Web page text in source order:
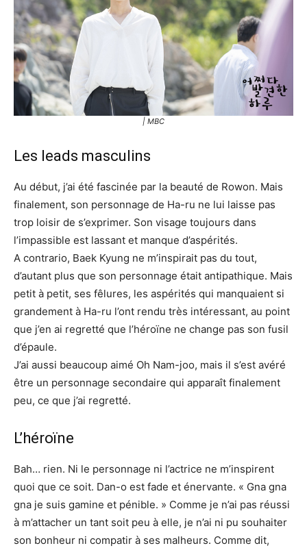
| MBC
Les leads masculins
Au début, j’ai été fascinée par la beauté de Rowon. Mais
finalement, son personnage de Ha-ru ne lui laisse pas
trop loisir de s’exprimer. Son visage toujours dans
l’impassible est lassant et manque d’aspérités.
A contrario, Baek Kyung ne m’inspirait pas du tout,
d’autant plus que son personnage était antipathique. Mais
petit à petit, ses fêlures, les aspérités qui manquaient si
grandement à Ha-ru l’ont rendu très intéressant, au point
que j’en ai regretté que l’héroïne ne change pas son fusil
d’épaule.
J’ai aussi beaucoup aimé Oh Nam-joo, mais il s’est avéré
être un personnage secondaire qui apparaît finalement
peu, ce que j’ai regretté.
L’héroïne
Bah… rien. Ni le personnage ni l’actrice ne m’inspirent
quoi que ce soit. Dan-o est fade et énervante. « Gna gna
gna je suis gamine et pénible. » Comme je n’ai pas réussi
à m’attacher un tant soit peu à elle, je n’ai ni pu souhaiter
son bonheur ni compatir à ses malheurs. Comme dit,